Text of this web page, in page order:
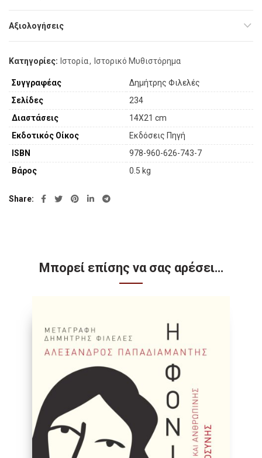
Αξιολογήσεις
Κατηγορίες: Ιστορία, Ιστορικό Μυθιστόρημα
Συγγραφέας
Δημήτρης Φιλελές
Σελίδες
234
Διαστάσεις
14X21 cm
Εκδοτικός Οίκος
Εκδόσεις Πηγή
ISBN
978-960-626-743-7
Βάρος
0.5 kg
Share
Μπορεί επίσης να σας αρέσει…